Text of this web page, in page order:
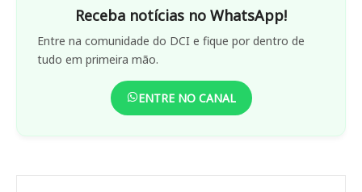
Receba notícias no WhatsApp!
Entre na comunidade do DCI e fique por dentro de
tudo em primeira mão.
ENTRE NO CANAL